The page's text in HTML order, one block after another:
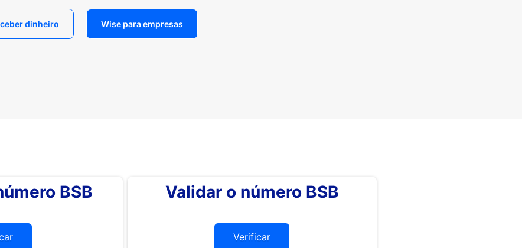
dinheiro Wise para empresas
BSB Validar o número BSB
Verificar